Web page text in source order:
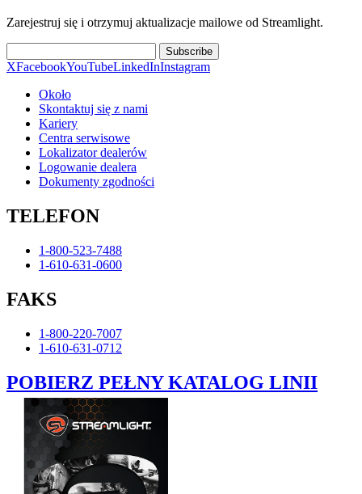
Zarejestruj się i otrzymuj aktualizacje mailowe od Streamlight.
Subscribe
XFacebookYouTubeLinkedInInstagram
Około
Skontaktuj się z nami
Kariery
Centra serwisowe
Lokalizator dealerów
Logowanie dealera
Dokumenty zgodności
TELEFON
1-800-523-7488
1-610-631-0600
FAKS
1-800-220-7007
1-610-631-0712
POBIERZ PEŁNY KATALOG LINII